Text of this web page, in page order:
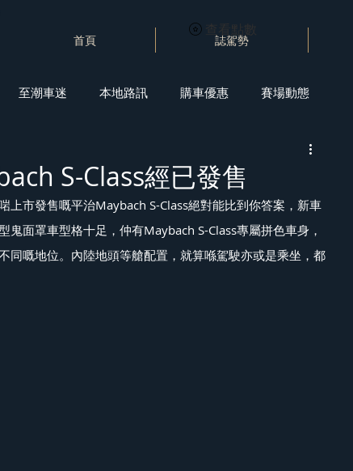
首頁 誌駕勢
查看點數
至潮車迷 本地路訊 購車優惠 賽場動態
S-Class經已發售
上市發售嘅平治Maybach S-Class絕對能比到你答案，新車
鬼面罩車型格十足，仲有Maybach S-Class專屬拼色車身，
同嘅地位。內陸地頭等艙配置，就算喺駕駛亦或是乘坐，都